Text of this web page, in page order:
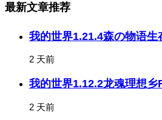
最新文章推荐
我的世界1.21.4森の物语生
2 天前
我的世界1.12.2龙魂理想乡
2 天前